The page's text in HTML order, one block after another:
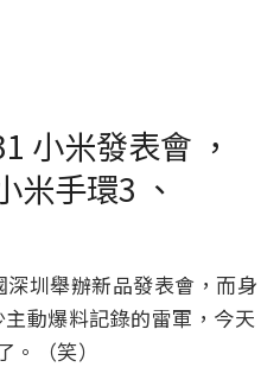
小米發表會 ，
米手環3 、
圳舉辦新品發表會，而身
動爆料記錄的雷軍，今天
（笑）